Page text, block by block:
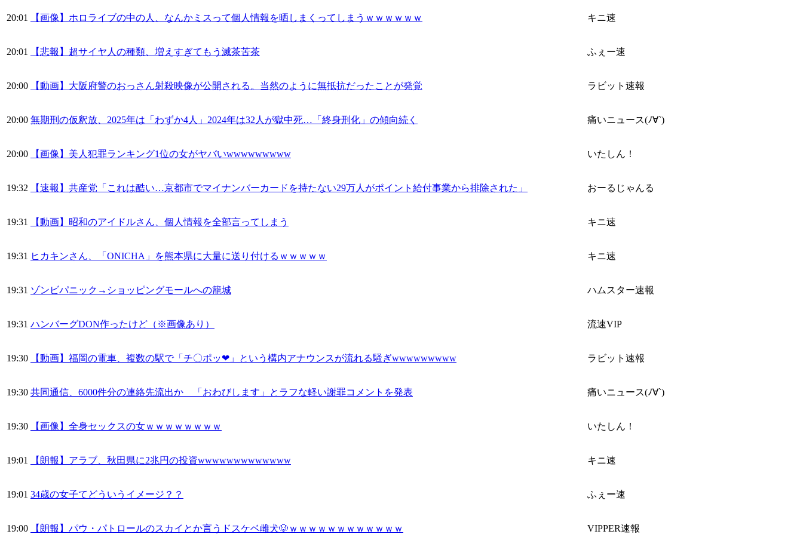
20:01 【画像】ホロライブの中の人、なんかミスって個人情報を晒しまくってしまうｗｗｗｗｗｗ キニ速
20:01 【悲報】超サイヤ人の種類、増えすぎてもう滅茶苦茶 ふぇー速
20:00 【動画】大阪府警のおっさん射殺映像が公開される。当然のように無抵抗だったことが発覚 ラビット速報
20:00 無期刑の仮釈放、2025年は「わずか4人」2024年は32人が獄中死…「終身刑化」の傾向続く 痛いニュース(ﾉ∀`)
20:00 【画像】美人犯罪ランキング1位の女がヤバいwwwwwwwww いたしん！
19:32 【速報】共産党「これは酷い…京都市でマイナンバーカードを持たない29万人がポイント給付事業から排除された」 おーるじゃんる
19:31 【動画】昭和のアイドルさん、個人情報を全部言ってしまう キニ速
19:31 ヒカキンさん、「ONICHA」を熊本県に大量に送り付けるｗｗｗｗｗ キニ速
19:31 ゾンビパニック→ショッピングモールへの籠城 ハムスター速報
19:31 ハンバーグDON作ったけど（※画像あり） 流速VIP
19:30 【動画】福岡の電車、複数の駅で「チ〇ポッ❤」という構内アナウンスが流れる騒ぎwwwwwwwww ラビット速報
19:30 共同通信、6000件分の連絡先流出か 「おわびします」とラフな軽い謝罪コメントを発表 痛いニュース(ﾉ∀`)
19:30 【画像】全身セックスの女ｗｗｗｗｗｗｗｗ いたしん！
19:01 【朗報】アラブ、秋田県に2兆円の投資wwwwwwwwwwwww キニ速
19:01 34歳の女子てどういうイメージ？？ ふぇー速
19:00 【朗報】パウ・パトロールのスカイとか言うドスケベ雌犬🐶ｗｗｗｗｗｗｗｗｗｗｗｗ VIPPER速報